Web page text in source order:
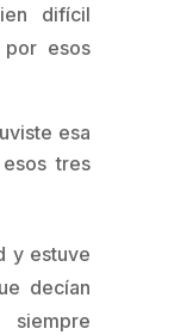
difícil
esos
esa
tres
y estuve
decían